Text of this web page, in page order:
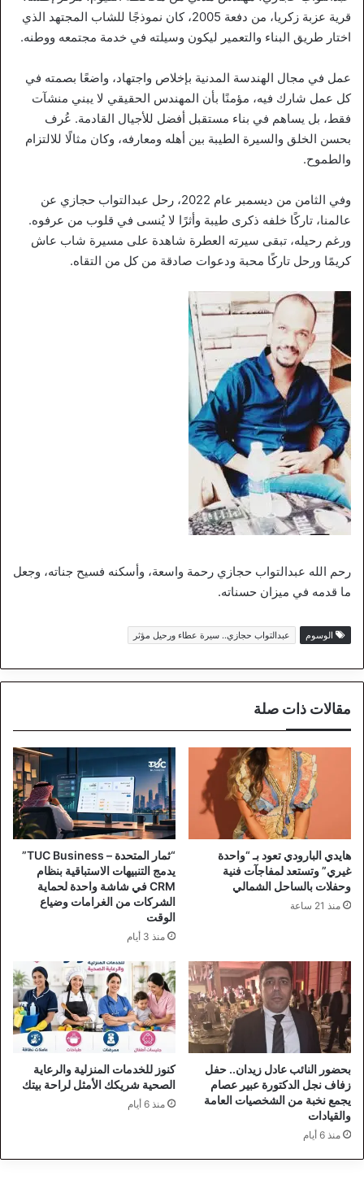
قرية عزبة زكريا، من دفعة 2005، كان نموذجًا للشاب المجتهد الذي
اختار طريق البناء والتعمير ليكون وسيلته في خدمة مجتمعه ووطنه.
عمل في مجال الهندسة المدنية بإخلاص واجتهاد، واضعًا بصمته في
كل عمل شارك فيه، مؤمنًا بأن المهندس الحقيقي لا يبني منشآت
فقط، بل يساهم في بناء مستقبل أفضل للأجيال القادمة. عُرف
بحسن الخلق والسيرة الطيبة بين أهله ومعارفه، وكان مثالًا للالتزام
والطموح.
وفي الثامن من ديسمبر عام 2022، رحل عبدالتواب حجازي عن
عالمنا، تاركًا خلفه ذكرى طيبة وأثرًا لا يُنسى في قلوب من عرفوه.
ورغم رحيله، تبقى سيرته العطرة شاهدة على مسيرة شاب عاش
كريمًا ورحل تاركًا محبة ودعوات صادقة من كل من التقاه.
رحم الله عبدالتواب حجازي رحمة واسعة، وأسكنه فسيح جناته، وجعل
ما قدمه في ميزان حسناته.
الوسوم عبدالتواب حجازي.. سيرة عطاء ورحيل مؤثر
مقالات ذات صلة
هايدي البارودي تعود بـ “واحدة
غيري” وتستعد لمفاجآت فنية
وحفلات بالساحل الشمالي
منذ 21 ساعة
“ثمار المتحدة – TUC Business”
يدمج التنبيهات الاستباقية بنظام
CRM في شاشة واحدة لحماية
الشركات من الغرامات وضياع
الوقت
منذ 3 أيام
بحضور النائب عادل زيدان.. حفل
زفاف نجل الدكتورة عبير عصام
يجمع نخبة من الشخصيات العامة
والقيادات
منذ 6 أيام
كنوز للخدمات المنزلية والرعاية
الصحية شريكك الأمثل لراحة بيتك
منذ 6 أيام